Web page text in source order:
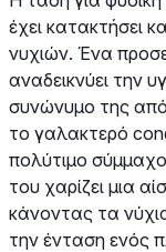
έχει κατακτήσει
νυχιών. Ένα
αναδεικνύει την
συνώνυμο της
το γαλακτερό
πολύτιμο
του χαρίζει μια
κάνοντας τα
την ένταση ενός